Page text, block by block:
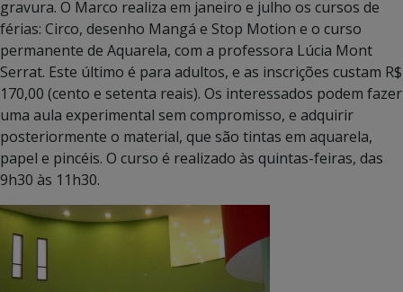
gravura. O Marco realiza em janeiro e julho os cursos de
férias: Circo, desenho Mangá e Stop Motion e o curso
permanente de Aquarela, com a professora Lúcia Mont
Serrat. Este último é para adultos, e as inscrições custam R$
170,00 (cento e setenta reais). Os interessados podem fazer
uma aula experimental sem compromisso, e adquirir
posteriormente o material, que são tintas em aquarela,
papel e pincéis. O curso é realizado às quintas-feiras, das
9h30 às 11h30.